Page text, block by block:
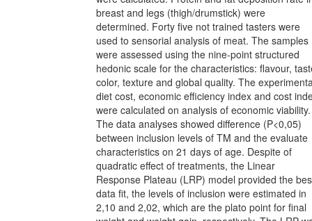
breast and legs (thigh/drumstick) were
determined. Forty five not trained tasters were
used to sensorial analysis of meat. The samples
were assessed using the nine-point structured
hedonic scale for the characteristics: flavour,
color, texture and global quality. The
diet cost, economic efficiency index and cost
were calculated on analysis of economic viability.
The data analyses showed difference (P<0,05)
between inclusion levels of TM and the evaluate
characteristics on 21 days of age. Despite of
quadratic effect of treatments, the Linear
Response Plateau (LRP) model provided the
data fit, the levels of inclusion were estimated in
2,10 and 2,02, which are the plato point for final